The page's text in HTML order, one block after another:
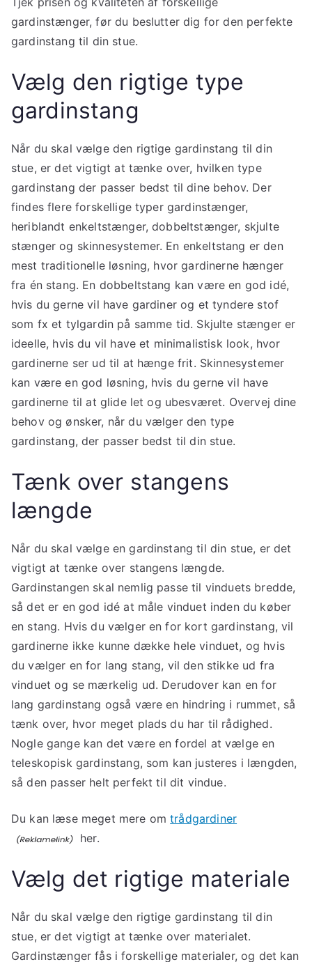
gardinstænger, før du beslutter dig for den perfekte
gardinstang til din stue.
Vælg den rigtige type
gardinstang
Når du skal vælge den rigtige gardinstang til din
stue, er det vigtigt at tænke over, hvilken type
gardinstang der passer bedst til dine behov. Der
findes flere forskellige typer gardinstænger,
heriblandt enkeltstænger, dobbeltstænger, skjulte
stænger og skinnesystemer. En enkeltstang er den
mest traditionelle løsning, hvor gardinerne hænger
fra én stang. En dobbeltstang kan være en god idé,
hvis du gerne vil have gardiner og et tyndere stof
som fx et tylgardin på samme tid. Skjulte stænger er
ideelle, hvis du vil have et minimalistisk look, hvor
gardinerne ser ud til at hænge frit. Skinnesystemer
kan være en god løsning, hvis du gerne vil have
gardinerne til at glide let og ubesværet. Overvej dine
behov og ønsker, når du vælger den type
gardinstang, der passer bedst til din stue.
Tænk over stangens
længde
Når du skal vælge en gardinstang til din stue, er det
vigtigt at tænke over stangens længde.
Gardinstangen skal nemlig passe til vinduets bredde,
så det er en god idé at måle vinduet inden du køber
en stang. Hvis du vælger en for kort gardinstang, vil
gardinerne ikke kunne dække hele vinduet, og hvis
du vælger en for lang stang, vil den stikke ud fra
vinduet og se mærkelig ud. Derudover kan en for
lang gardinstang også være en hindring i rummet, så
tænk over, hvor meget plads du har til rådighed.
Nogle gange kan det være en fordel at vælge en
teleskopisk gardinstang, som kan justeres i længden,
så den passer helt perfekt til dit vindue.
Du kan læse meget mere omtrådgardiner
her.
Vælg det rigtige materiale
Når du skal vælge den rigtige gardinstang til din
stue, er det vigtigt at tænke over materialet.
Gardinstænger fås i forskellige materialer, og det kan